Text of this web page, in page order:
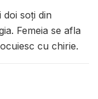
soți din
Femeia se afla
cu chirie.